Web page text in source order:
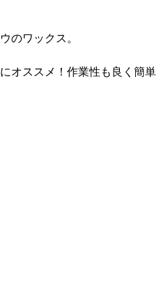
のワックス。
オススメ！作業性も良く簡単